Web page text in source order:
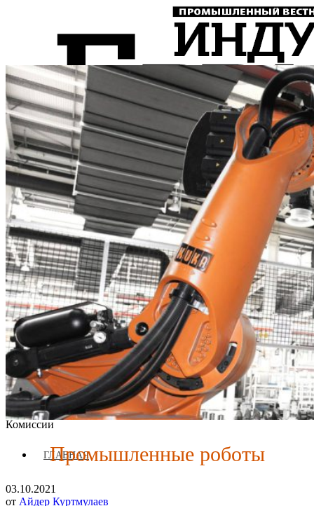
Журнал аккредитован при Евразийской Экономической
Комиссии
ГЛАВНАЯ
Промышленные роботы
03.10.2021
от Айдер Куртмулаев